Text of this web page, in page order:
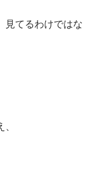
見てるわけではな